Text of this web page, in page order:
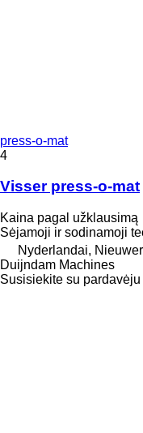
press-o-mat
4
Visser press-o-mat
Kaina pagal užklausimą
Sėjamoji ir sodinamoji
Nyderlandai,
Duijndam Machines
Susisiekite su pardavėju